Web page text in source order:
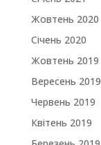
Жовтень 2020
Січень 2020
Жовтень 2019
Вересень 2019
Червень 2019
Квітень 2019